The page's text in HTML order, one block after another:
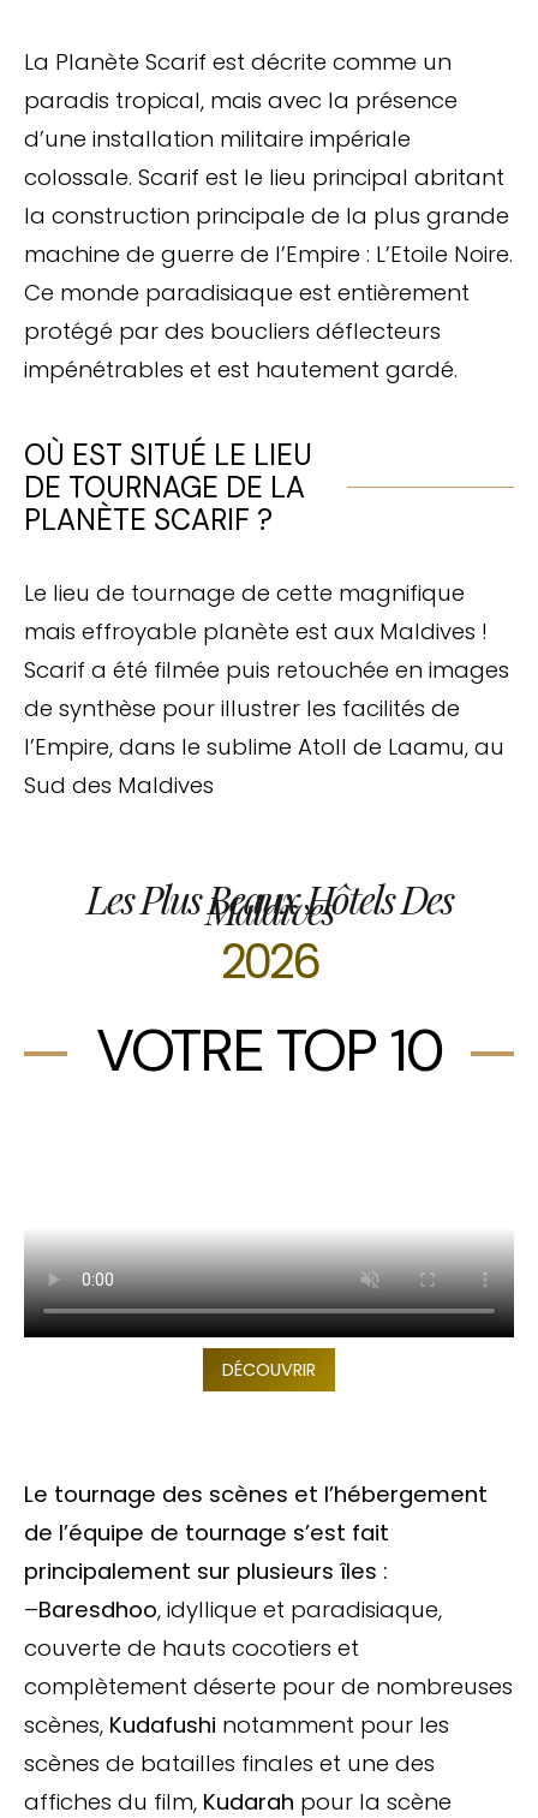
La Planète Scarif est décrite comme un
paradis tropical, mais avec la présence
d’une installation militaire impériale
colossale. Scarif est le lieu principal abritant
la construction principale de la plus grande
machine de guerre de l’Empire : L’Etoile Noire.
Ce monde paradisiaque est entièrement
protégé par des boucliers déflecteurs
impénétrables et est hautement gardé.
OÙ EST SITUÉ LE LIEU
DE TOURNAGE DE LA
PLANÈTE SCARIF ?
Le lieu de tournage de cette magnifique
mais effroyable planète est aux Maldives !
Scarif a été filmée puis retouchée en images
de synthèse pour illustrer les facilités de
l’Empire, dans le sublime Atoll de Laamu, au
Sud des Maldives
Les Plus Beaux Hôtels Des
Maldives
2026
VOTRE TOP 10
DÉCOUVRIR
Le tournage des scènes et l’hébergement
de l’équipe de tournage s’est fait
principalement sur plusieurs îles :
–Baresdhoo, idyllique et paradisiaque,
couverte de hauts cocotiers et
complètement déserte pour de nombreuses
scènes, Kudafushi notamment pour les
scènes de batailles finales et une des
affiches du film, Kudarah pour la scène